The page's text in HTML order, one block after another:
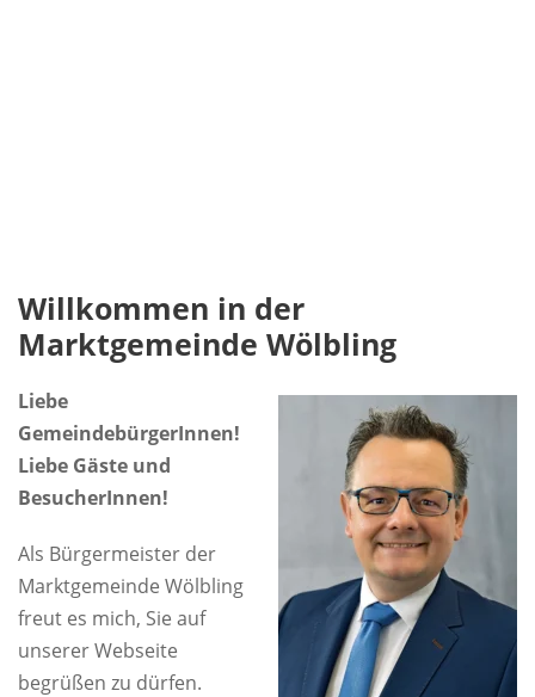
Willkommen in der
Marktgemeinde Wölbling
Liebe
GemeindebürgerInnen!
Liebe Gäste und
BesucherInnen!
Als Bürgermeister der
Marktgemeinde Wölbling
freut es mich, Sie auf
unserer Webseite
begrüßen zu dürfen.